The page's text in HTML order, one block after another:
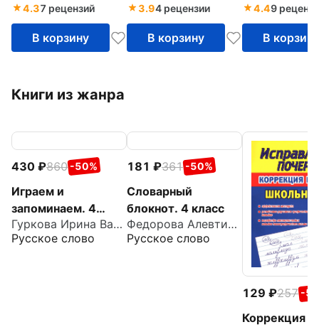
ФГОС НОО
4.37 рецензий
В корзину
3.94 рецензии
В корзину
4.49
В корзину
Книги из жанра
430 860 -50%
Играем и
запоминаем. 4
класс. Тренажёр по
русскому языку
Гуркова Ирина Васильевна
Русское слово
181 361 -50%
Словарный
блокнот. 4 класс
Федорова Алевтина Рюриковна
Русское слово
129 257 -
Коррекция